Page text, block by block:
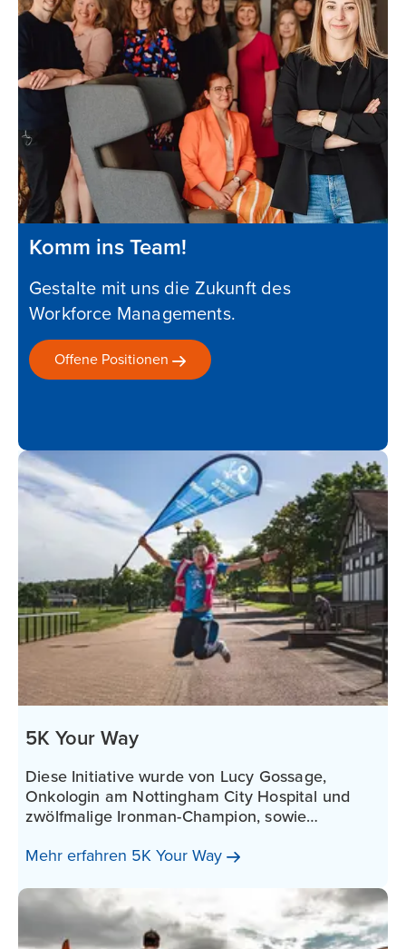
Komm ins Team!
Gestalte mit uns die Zukunft des
Workforce Managements.
Offene Positionen
5K Your Way
Diese Initiative wurde von Lucy Gossage,
Onkologin am Nottingham City Hospital und
zwölfmalige Ironman-Champion, sowie
und Gründerin der MOVE Charity, ins Leben
Jahren selbst die Diagnose Krebs. Gemeinsam
mit ihnen möchten wir Spenden und
Aufmerksamkeit generieren, um Menschen
Mehr erfahren 5K Your Way